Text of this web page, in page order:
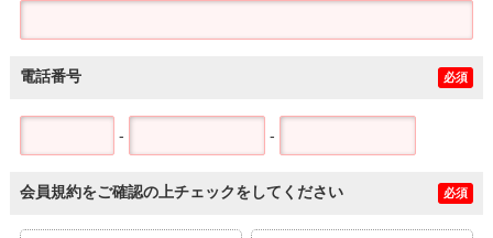
電話番号 必須
- -
会員規約をご確認の上チェックをしてください 必須